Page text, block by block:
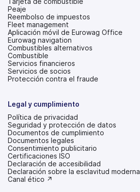
Peaje
Reembolso de impuestos
Fleet management
Aplicación móvil de Eurowag Office
Eurowag navigation
Combustibles alternativos
Combustible
Servicios financieros
Servicios de socios
Protección contra el fraude
Legal y cumplimiento
Política de privacidad
Seguridad y protección de datos
Documentos de cumplimiento
Documentos legales
Consentimiento publicitario
Certificaciones ISO
Declaración de accesibilidad
(se
abre
Declaración sobre la esclavitud moderna
(se
Canal ético ↗